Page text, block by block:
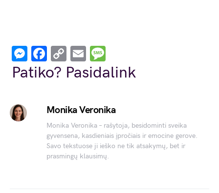
Messenger
Facebook
Copy
Link
Email
Patiko? Pasidalink
Monika Veronika
Monika Veronika – rašytoja, besidominti sveika
gyvensena, kasdieniais įpročiais ir emocine gerove.
Savo tekstuose ji ieško ne tik atsakymų, bet ir
prasmingų klausimų.